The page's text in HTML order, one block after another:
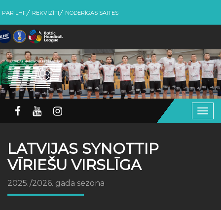
PAR LHF REKVIZĪTI NODERĪGAS SAITES
LATVIJAS SYNOTTIP
VĪRIEŠU VIRSLĪGA
2025./2026. gada sezona